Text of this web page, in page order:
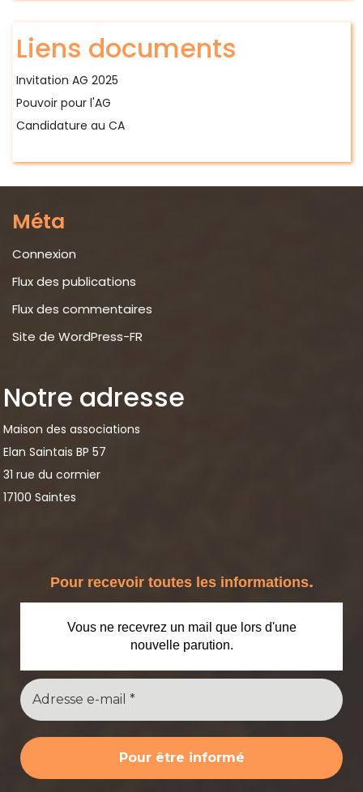
Liens documents
Invitation AG 2025
Pouvoir pour l'AG
Candidature au CA
Méta
Connexion
Flux des publications
Flux des commentaires
Site de WordPress-FR
Notre adresse
Maison des associations
Elan Saintais BP 57
31 rue du cormier
17100 Saintes
Pour recevoir toutes les informations.
Vous ne recevrez un mail que lors d'une
nouvelle parution.